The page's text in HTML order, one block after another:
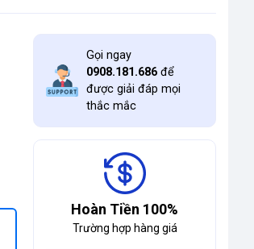
Gọi ngay
0908.181.686 để
được giải đáp mọi
thắc mắc
Hoàn Tiền 100%
Trường hợp hàng giá